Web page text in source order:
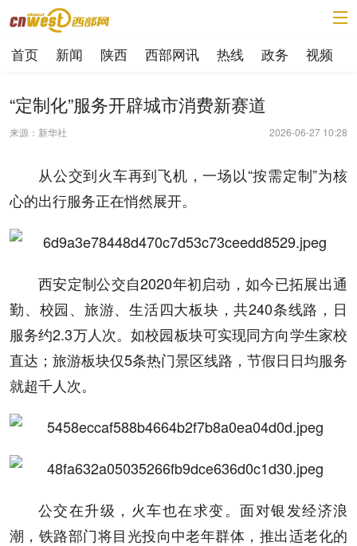
首页 新闻 陕西 西部网讯 热线 政务 视频
“定制化”服务开辟城市消费新赛道
来源：新华社 2026-06-27 10:28
从公交到火车再到飞机，一场以“按需定制”为核
心的出行服务正在悄然展开。
西安定制公交自2020年初启动，如今已拓展出通
勤、校园、旅游、生活四大板块，共240条线路，日
服务约2.3万人次。如校园板块可实现同方向学生家校
直达；旅游板块仅5条热门景区线路，节假日日均服务
就超千人次。
公交在升级，火车也在求变。面对银发经济浪
潮，铁路部门将目光投向中老年群体，推出适老化的